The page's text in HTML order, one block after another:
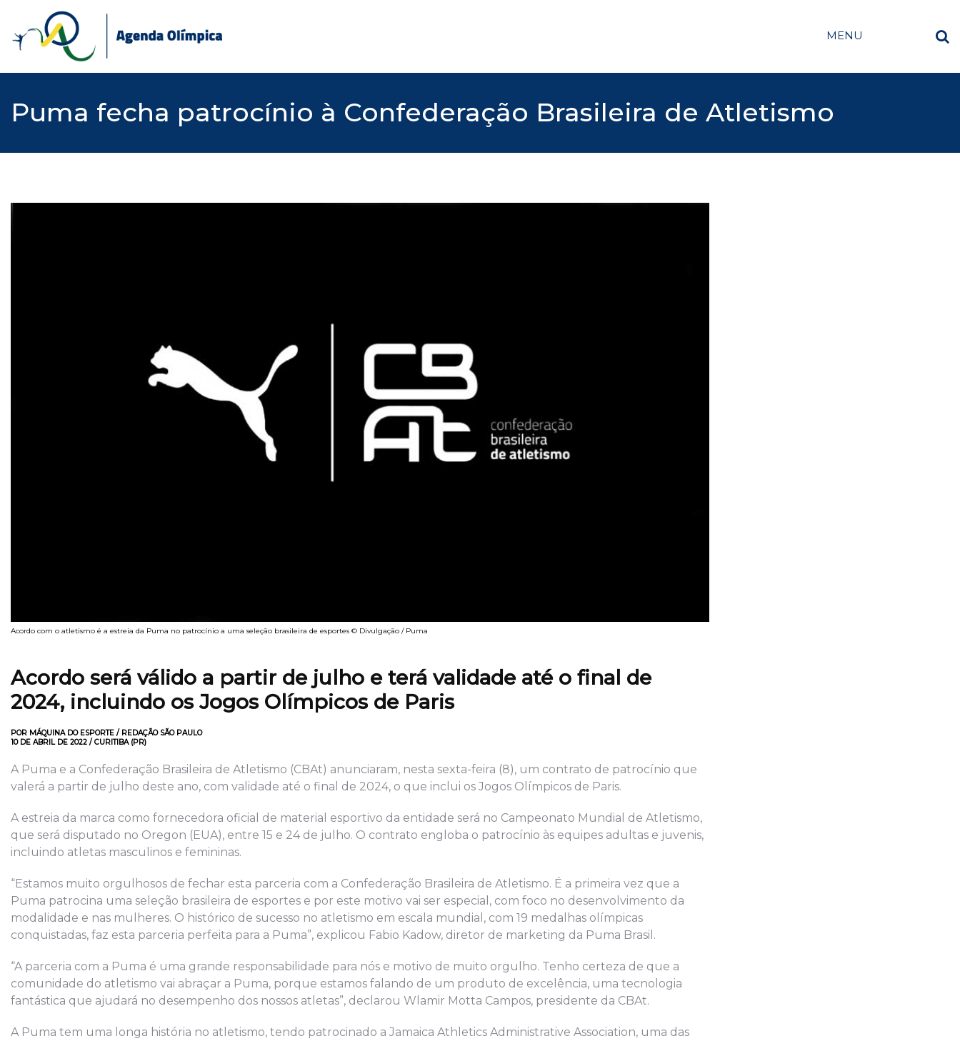
content
MENU
Puma fecha patrocínio à Confederação Brasileira de Atletismo
Acordo com o atletismo é a estreia da Puma no patrocínio a uma seleção brasileira de esportes © Divulgação / Puma
Acordo será válido a partir de julho e terá validade até o final de
2024, incluindo os Jogos Olímpicos de Paris
POR MÁQUINA DO ESPORTE / REDAÇÃO SÃO PAULO
10 DE ABRIL DE 2022 / CURITIBA (PR)
A Puma e a Confederação Brasileira de Atletismo (CBAt) anunciaram, nesta sexta-feira (8), um contrato de patrocínio que
valerá a partir de julho deste ano, com validade até o final de 2024, o que inclui os Jogos Olímpicos de Paris.
A estreia da marca como fornecedora oficial de material esportivo da entidade será no Campeonato Mundial de Atletismo,
que será disputado no Oregon (EUA), entre 15 e 24 de julho. O contrato engloba o patrocínio às equipes adultas e juvenis,
incluindo atletas masculinos e femininas.
“Estamos muito orgulhosos de fechar esta parceria com a Confederação Brasileira de Atletismo. É a primeira vez que a
Puma patrocina uma seleção brasileira de esportes e por este motivo vai ser especial, com foco no desenvolvimento da
modalidade e nas mulheres. O histórico de sucesso no atletismo em escala mundial, com 19 medalhas olímpicas
conquistadas, faz esta parceria perfeita para a Puma”, explicou Fabio Kadow, diretor de marketing da Puma Brasil.
“A parceria com a Puma é uma grande responsabilidade para nós e motivo de muito orgulho. Tenho certeza de que a
comunidade do atletismo vai abraçar a Puma, porque estamos falando de um produto de excelência, uma tecnologia
fantástica que ajudará no desempenho dos nossos atletas”, declarou Wlamir Motta Campos, presidente da CBAt.
A Puma tem uma longa história no atletismo, tendo patrocinado a Jamaica Athletics Administrative Association, uma das